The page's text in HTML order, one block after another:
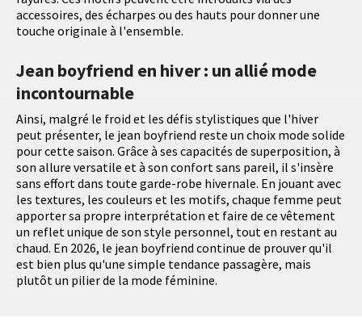
accessoires, des écharpes ou des hauts pour donner une
touche originale à l'ensemble.
Jean boyfriend en hiver : un allié mode
incontournable
Ainsi, malgré le froid et les défis stylistiques que l'hiver
peut présenter, le jean boyfriend reste un choix mode solide
pour cette saison. Grâce à ses capacités de superposition, à
son allure versatile et à son confort sans pareil, il s'insère
sans effort dans toute garde-robe hivernale. En jouant avec
les textures, les couleurs et les motifs, chaque femme peut
apporter sa propre interprétation et faire de ce vêtement
un reflet unique de son style personnel, tout en restant au
chaud. En 2026, le jean boyfriend continue de prouver qu'il
est bien plus qu'une simple tendance passagère, mais
plutôt un pilier de la mode féminine.